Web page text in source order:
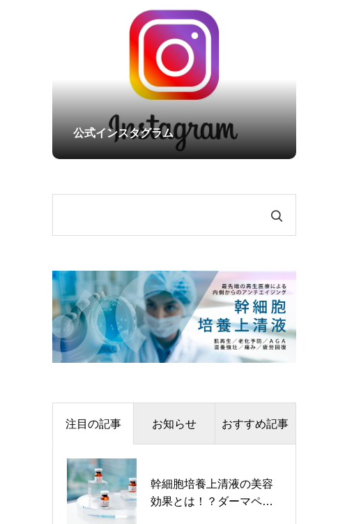
水光注射
医療レーザー脱毛
レーザートーニング
エレクトロポレーション
アートメイク
効果・リスクを徹底解説
公式インスタグラム
注目の記事 お知らせ おすすめ記事
幹細胞培養上清液の美容
効果とは！？ダーマペン
BiOSTYLE CLINIC 神戸三宮 移転のお知ら
せ
医療脱毛のレーザー波長
と効果を学ぶ！最適なマ